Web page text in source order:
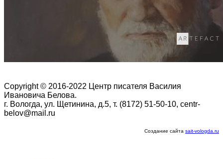
Copyright © 2016-2022 Центр писателя Василия
Ивановича Белова.
г. Вологда, ул. Щетинина, д.5, т. (8172) 51-50-10, centr-
belov@mail.ru
Создание сайта sait-vologda.ru